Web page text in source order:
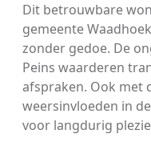
Dit betrouwbare
gemeente
zonder gedoe. De
Peins waarderen
afspraken. Ook met
weersinvloeden in
voor langdurig